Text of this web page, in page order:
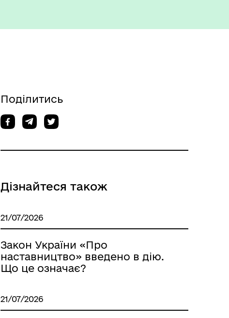
Поділитись
Дізнайтеся також
21/07/2026
Закон України «Про
наставництво» введено в дію.
Що це означає?
21/07/2026